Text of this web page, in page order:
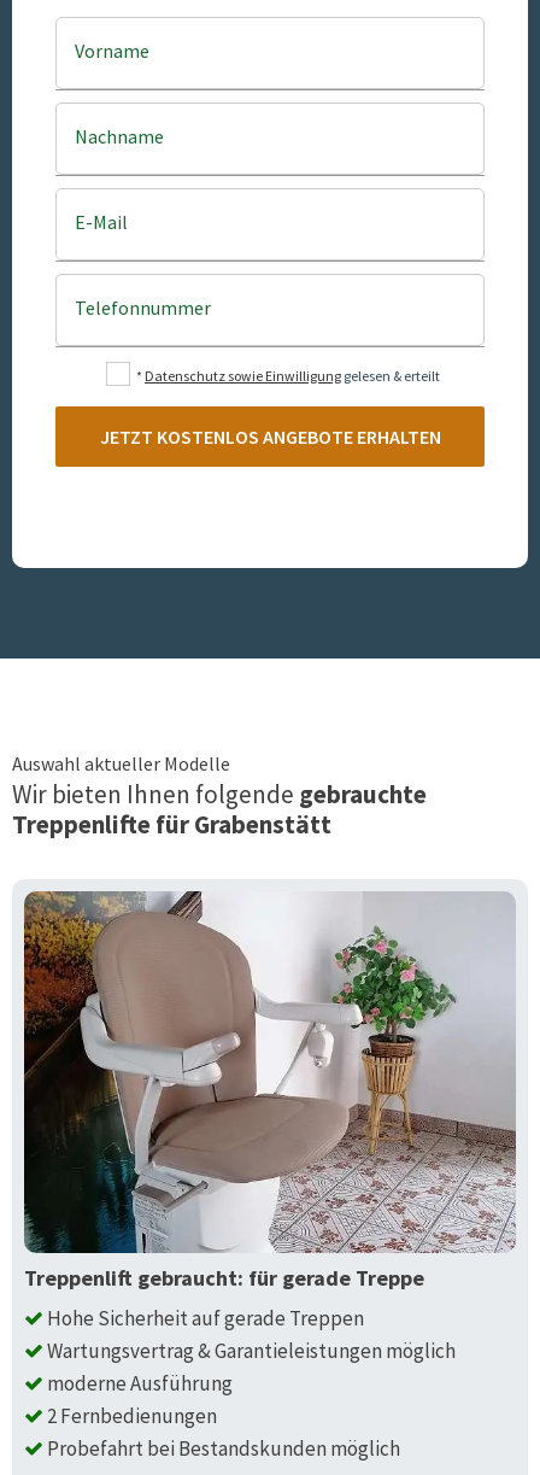
Vorname
Nachname
E-Mail
Telefonnummer
* Datenschutz sowie Einwilligung gelesen & erteilt
JETZT KOSTENLOS ANGEBOTE ERHALTEN
Auswahl aktueller Modelle
Wir bieten Ihnen folgende gebrauchte
Treppenlifte fürGrabenstätt
Treppenlift gebraucht: für gerade Treppe
Hohe Sicherheit auf gerade Treppen
Wartungsvertrag & Garantieleistungen möglich
moderne Ausführung
2 Fernbedienungen
Probefahrt bei Bestandskunden möglich